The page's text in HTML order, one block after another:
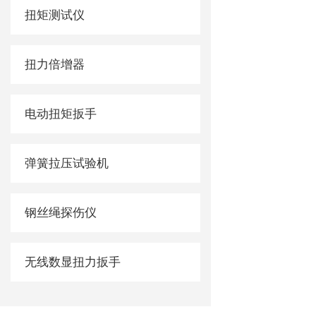
扭矩测试仪
扭力倍增器
电动扭矩扳手
弹簧拉压试验机
钢丝绳探伤仪
无线数显扭力扳手